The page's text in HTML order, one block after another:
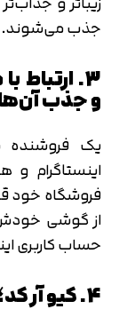
جذب می‌شوند.
3.
و جذب
یک فروشنده
اینستاگرام
فروشگاه خود
از گوشی
حساب کاربری
4. کیو آر کد؛ یار و یاور بهداشت و درمان